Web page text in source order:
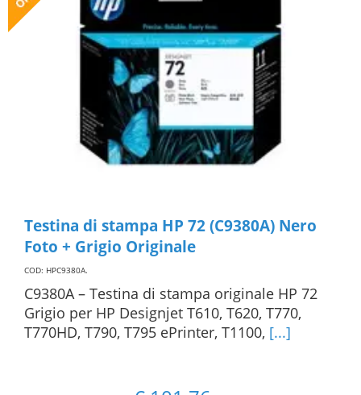
Testina di stampa HP 72 (C9380A) Nero
Foto + Grigio Originale
COD: HPC9380A.
C9380A – Testina di stampa originale HP 72
Grigio per HP Designjet T610, T620, T770,
T770HD, T790, T795 ePrinter, T1100, [...]